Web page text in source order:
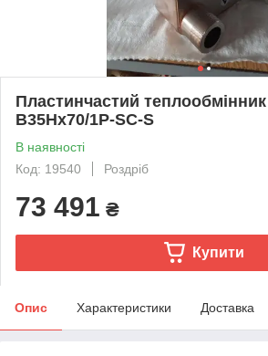
Пластинчастий
B35Hx70/1P-SC-S
В наявності
Код: 19540
Роздріб
73 491 ₴
Купити
Опис Характеристики Доставка